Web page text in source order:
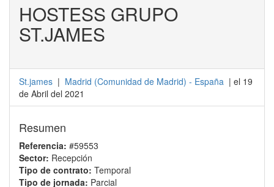
HOSTESS GRUPO
ST.JAMES
St.james | Madrid (Comunidad de Madrid) - España | el 19
de Abril del 2021
Resumen
Referencia: #59553
Sector: Recepción
Tipo de contrato: Temporal
Tipo de jornada: Parcial